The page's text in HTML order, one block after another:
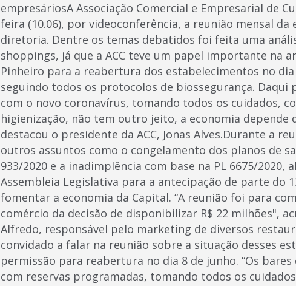
empresáriosA Associação Comercial e Empresarial de
feira (10.06), por videoconferência, a reunião mensal
diretoria. Dentre os temas debatidos foi feita uma
shoppings, já que a ACC teve um papel importante na
Pinheiro para a reabertura dos estabelecimentos no
seguindo todos os protocolos de biossegurança.
com o novo coronavírus, tomando todos os cuidados,
higienização, não tem outro jeito, a economia depende
destacou o presidente da ACC, Jonas Alves.Durante a
outros assuntos como o congelamento dos planos de
933/2020 e a inadimplência com base na PL 6675/2020,
Assembleia Legislativa para a antecipação de parte do
fomentar a economia da Capital. “A reunião foi para
comércio da decisão de disponibilizar R$ 22 milhões",
Alfredo, responsável pelo marketing de diversos
convidado a falar na reunião sobre a situação desses
permissão para reabertura no dia 8 de junho. “Os
com reservas programadas, tomando todos os